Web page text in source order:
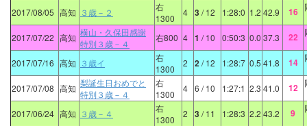
2017/08/05 高知 ３歳－２
右
1300
4 3/ 12 1:28:0 1.2 42.9 16
2017/07/22 高知 横山・久保田感謝
特別３歳－４
右800 4 1 / 10 0:50:3 0.0 37.3 22
2017/07/16 高知 ３歳イ
右
1300
2 2/ 12 1:28:7 0.5 41.8 14
2017/07/08 高知 梨誕生日おめでと
特別３歳－４
右
1300
4 6 / 10 1:27:1 2.3 41.0 12
2017/06/24 高知 ３歳－４
右
1300
2 3/ 11 1:28:3 2.2 43.2 9